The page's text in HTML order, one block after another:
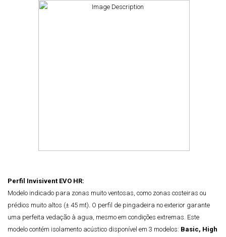
Perfil Invisivent EVO HR:
Modelo indicado para zonas muito ventosas, como zonas costeiras ou
prédios muito altos (± 45 mt). O perfil de pingadeira no exterior garante
uma perfeita vedação à agua, mesmo em condições extremas. Este
modelo contém isolamento acústico disponível em 3 modelos: Basic, High